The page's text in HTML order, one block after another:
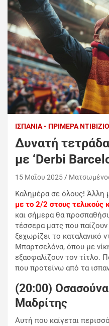
ΙΣΠΑΝΊΑ - ΠΡΙΜΈΡΑ
Δυνατή
με ‘Derbi
15 Μαΐου 2025
Καλημέρα σε όλους! Άλλη
με το 2/2 στους τελικούς
και σήμερα θα
τέσσερα ματς που
ξεχωρίζει το καταλανικό
Μπαρτσελόνα, όπου με
εξασφαλίζουν τον τίτλο.
που προτείνω από τα
(20:00)
Μαδρίτης
Αυτή που καίγεται